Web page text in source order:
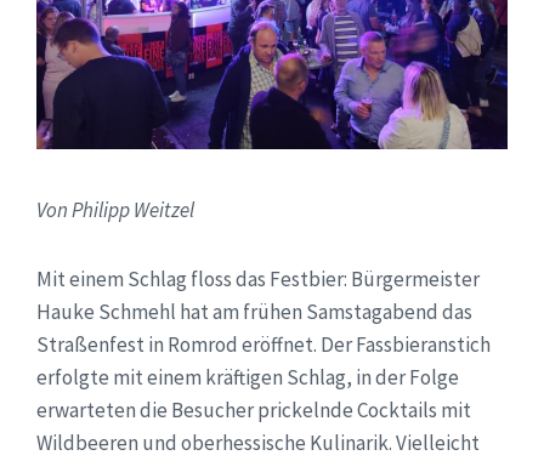
Von Philipp Weitzel
Mit einem Schlag floss das Festbier: Bürgermeister
Hauke Schmehl hat am frühen Samstagabend das
Straßenfest in Romrod eröffnet. Der Fassbieranstich
erfolgte mit einem kräftigen Schlag, in der Folge
erwarteten die Besucher prickelnde Cocktails mit
Wildbeeren und oberhessische Kulinarik. Vielleicht